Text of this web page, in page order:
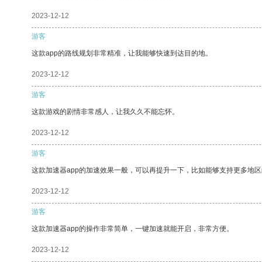
2023-12-12
游客
这款app的路线规划非常精准，让我能够快速到达目的地。
2023-12-12
游客
这款游戏的剧情非常感人，让我久久不能忘怀。
2023-12-12
游客
这款加速器app的加速效果一般，可以再提升一下，比如能够支持更多地区
2023-12-12
游客
这款加速器app的操作非常简单，一键加速就能开启，非常方便。
2023-12-12